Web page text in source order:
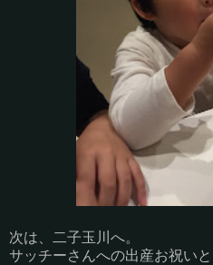
次は、二子玉川へ。
サッチーさんへの出産お祝い